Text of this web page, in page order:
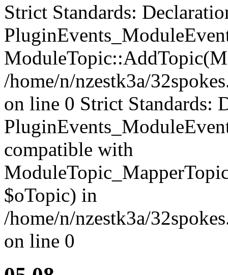
Strict Standards:
/home/n/nzestk3a/
on line 0 Strict Standards:
compatible with
$oTopic) in
/home/n/nzestk3a/
on line 0